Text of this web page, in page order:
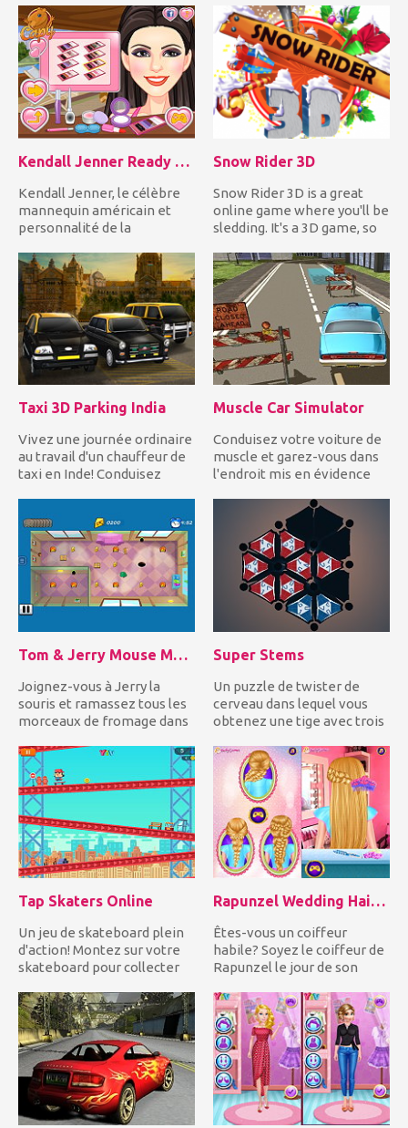
Prenez une...
sup...
Kendall Jenner Ready to Date
Kendall Jenner, le célèbre
mannequin américain et
personnalité de la
c...
Snow Rider 3D
Snow Rider 3D is a great
online game where you'll be
sledding. It's a 3D game, so
Taxi 3D Parking India
Vivez une journée ordinaire
au travail d'un chauffeur de
taxi en Inde! Conduisez
Muscle Car Simulator
Conduisez votre voiture de
muscle et garez-vous dans
l'endroit mis en évidence
Tom & Jerry Mouse Maze
Joignez-vous à Jerry la
souris et ramassez tous les
morceaux de fromage dans
Super Stems
Un puzzle de twister de
cerveau dans lequel vous
obtenez une tige avec trois
Tap Skaters Online
Un jeu de skateboard plein
d'action! Montez sur votre
skateboard pour collecter
Rapunzel Wedding Hair Design
Êtes-vous un coiffeur
habile? Soyez le coiffeur de
Rapunzel le jour de son